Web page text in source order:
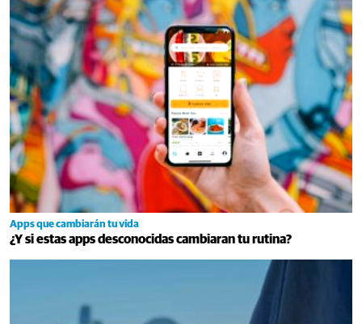
Apps que cambiarán tu vida
¿Y si estas apps desconocidas cambiaran tu rutina?